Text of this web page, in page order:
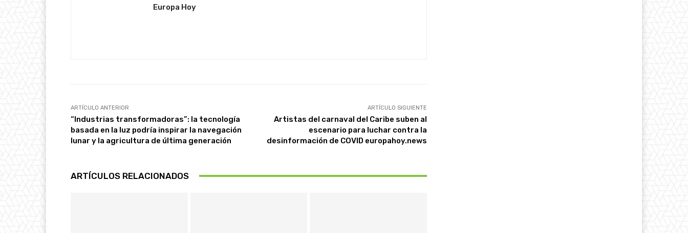
Europa Hoy
ARTÍCULO ANTERIOR
“Industrias transformadoras”: la tecnología
basada en la luz podría inspirar la navegación
lunar y la agricultura de última generación
ARTÍCULO SIGUIENTE
Artistas del carnaval del Caribe suben al
escenario para luchar contra la
desinformación de COVID europahoy.news
ARTÍCULOS RELACIONADOS